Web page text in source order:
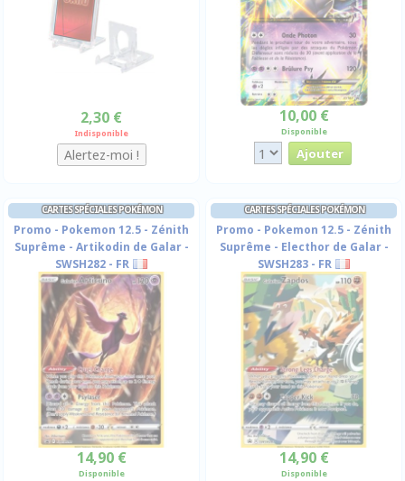
2,30 €
Indisponible
10,00 €
Disponible
CARTES SPÉCIALES POKÉMON
Promo - Pokemon 12.5 - Zénith
Suprême - Artikodin de Galar -
SWSH282 - FR
14,90 €
Disponible
CARTES SPÉCIALES POKÉMON
Promo - Pokemon 12.5 - Zénith
Suprême - Electhor de Galar -
SWSH283 - FR
14,90 €
Disponible